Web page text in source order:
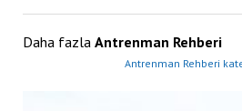
Daha fazla Antrenman Rehberi
Antrenman Rehberi